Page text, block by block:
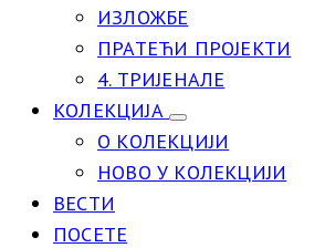
ИЗЛОЖБЕ
ПРАТЕЋИ ПРОЈЕКТИ
4. ТРИЈЕНАЛЕ
КОЛЕКЦИЈА
О КОЛЕКЦИЈИ
НОВО У КОЛЕКЦИЈИ
ВЕСТИ
ПОСЕТЕ